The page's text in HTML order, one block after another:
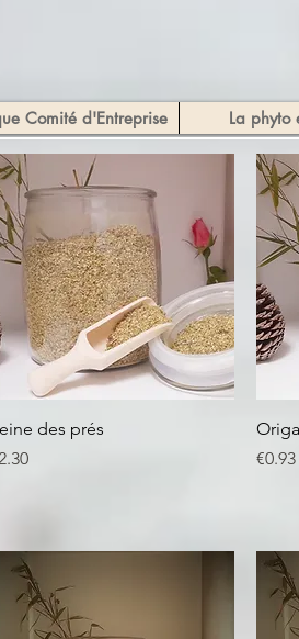
Comité d'Entreprise La phyto
Quick View
des prés
Price
€0.93